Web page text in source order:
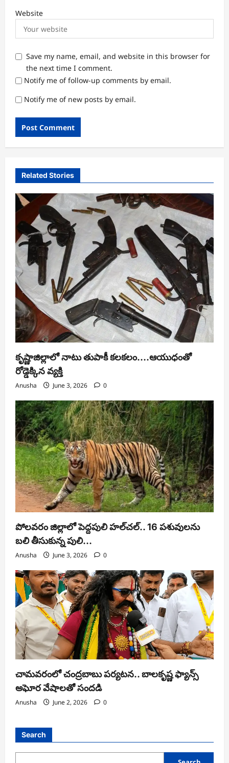
Website
Save my name, email, and website in this browser for
the next time I comment.
Notify me of follow-up comments by email.
Notify me of new posts by email.
Related Stories
కృష్ణాజిల్లాలో నాటు తుపాకీ కలకలం….ఆయుధంతో
రోడ్డెక్కిన వ్యక్తి
Anusha June 3, 2026 0
పోలవరం జిల్లాలో పెద్దపులి హల్‌చల్.. 16 పశువులను
బలి తీసుకున్న పులి…
Anusha June 3, 2026 0
చామవరంలో చంద్రబాబు పర్యటన.. బాలకృష్ణ ఫ్యాన్స్
అఘోర వేషాలతో సందడి
Anusha June 2, 2026 0
Search